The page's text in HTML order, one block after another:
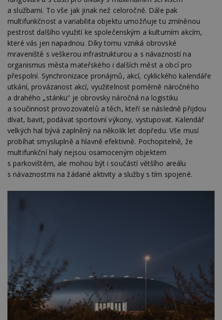
a službami. To vše jak jinak než celoročně. Dále pak
multifunkčnost a variabilita objektu umožňuje tu zmíněnou
pestrost dalšího využití ke společenským a kulturním akcím,
které vás jen napadnou. Díky tomu vzniká obrovské
mraveniště s veškerou infrastrukturou a s návazností na
organismus města mateřského i dalších měst a obcí pro
přespolní. Synchronizace pronájmů, akcí, cyklického kalendáře
utkání, provázanost akcí, využitelnost poměrně náročného
a drahého „stánku“ je obrovsky náročná na logistiku
a součinnost provozovatelů a těch, kteří se následně přijdou
dívat, bavit, podávat sportovní výkony, vystupovat. Kalendář
velkých hal bývá zaplněný na několik let dopředu. Vše musí
probíhat smysluplně a hlavně efektivně. Pochopitelně, že
multifunkční haly nejsou osamoceným objektem
s parkovištěm, ale mohou být i součástí většího areálu
s návaznostmi na žádané aktivity a služby s tím spojené.